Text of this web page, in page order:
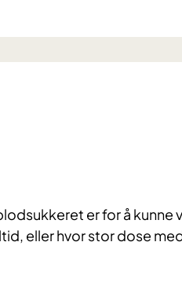
er for å kunne
eller hvor stor dose